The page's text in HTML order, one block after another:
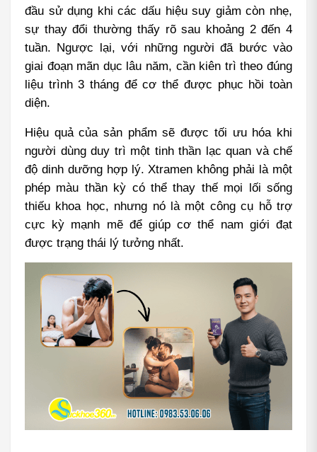
đầu sử dụng khi các dấu hiệu suy giảm còn nhẹ,
sự thay đổi thường thấy rõ sau khoảng 2 đến 4
tuần. Ngược lại, với những người đã bước vào
giai đoạn mãn dục lâu năm, cần kiên trì theo đúng
liệu trình 3 tháng để cơ thể được phục hồi toàn
diện.
Hiệu quả của sản phẩm sẽ được tối ưu hóa khi
người dùng duy trì một tinh thần lạc quan và chế
độ dinh dưỡng hợp lý. Xtramen không phải là một
phép màu thần kỳ có thể thay thế mọi lối sống
thiếu khoa học, nhưng nó là một công cụ hỗ trợ
cực kỳ mạnh mẽ để giúp cơ thể nam giới đạt
được trạng thái lý tưởng nhất.